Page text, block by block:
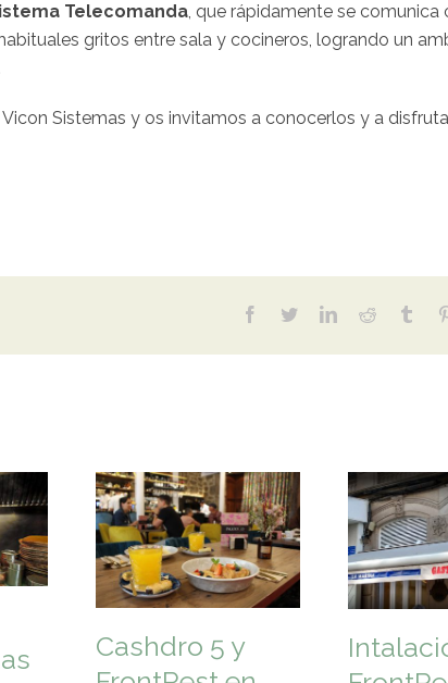
Telecomanda, que rápidamente se comunica
gritos entre sala y cocineros, logrando un
Sistemas y os invitamos a conocerlos y a
facebooktwitterlinkedinreddit
Cashdro 5 y